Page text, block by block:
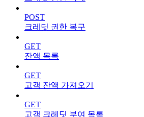
POST
크레딧 권한 복구
GET
잔액 목록
GET
고객 잔액 가져오기
GET
고객 크레딧 부여 목록